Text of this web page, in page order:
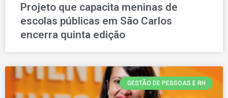
Projeto que capacita meninas de
escolas públicas em São Carlos
encerra quinta edição
GESTÃO DE PESSOAS E RH